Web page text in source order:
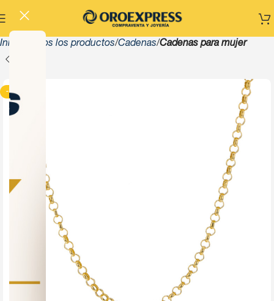
Inicio Todos los productos Cadenas Cadenas para mujer
-13%